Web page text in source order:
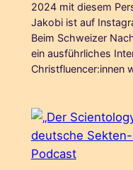
2024 mit diesem
Jakobi ist auf
Beim Schweizer
ein ausführliches
Christfluencer:innen